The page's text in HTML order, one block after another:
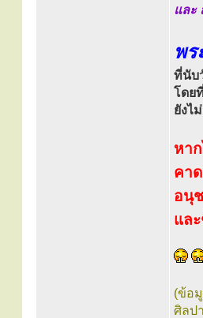
และ
พร
ที่นับ
โดย
ยังไ
หา
คา
อนุ
แล
(ข้อ
ศิลป